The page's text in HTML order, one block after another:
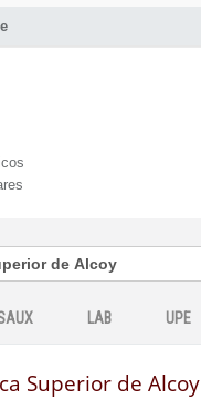
LAB UPE
Superior de Alcoy